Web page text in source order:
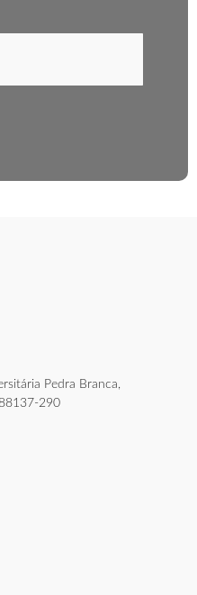
Pedra Branca,
290